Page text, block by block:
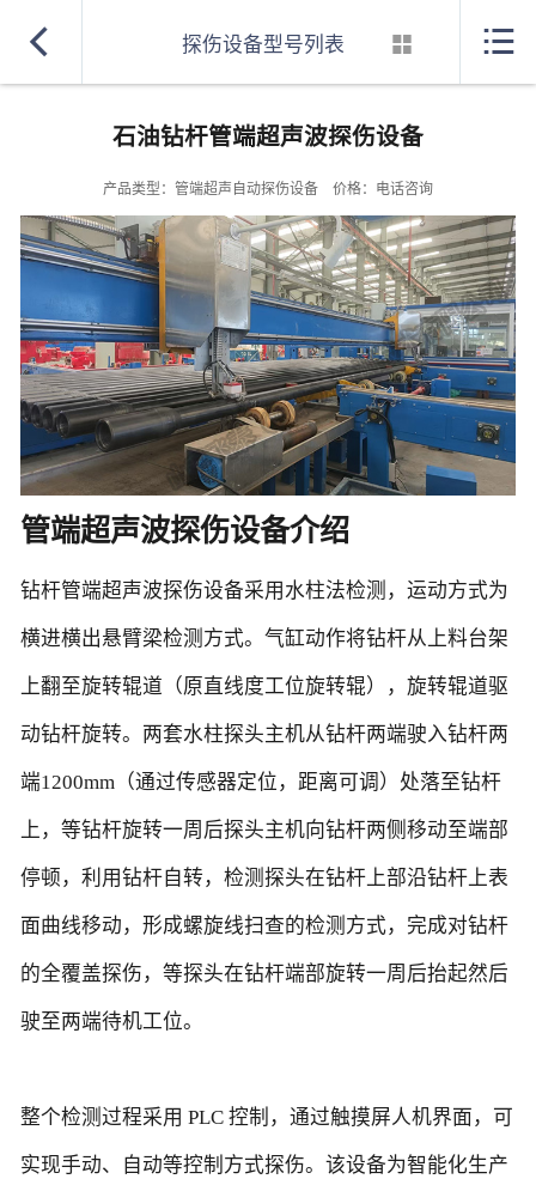
超声波探伤设备型号
探伤设备生产厂家
探伤设备案例
综合实力
合作单位
探伤知识
招聘信息
联系方式
 探伤设备型号列表  
石油钻杆管端超声波探伤设备
产品类型：管端超声自动探伤设备 价格：电话咨询
管端超声波探伤设备介绍
钻杆管端超声波探伤设备采用水柱法检测，运动方式为
横进横出悬臂梁检测方式。气缸动作将钻杆从上料台架
上翻至旋转辊道（原直线度工位旋转辊），旋转辊道驱
动钻杆旋转。两套水柱探头主机从钻杆两端驶入钻杆两
端1200mm（通过传感器定位，距离可调）处落至钻杆
上，等钻杆旋转一周后探头主机向钻杆两侧移动至端部
停顿，利用钻杆自转，检测探头在钻杆上部沿钻杆上表
面曲线移动，形成螺旋线扫查的检测方式，完成对钻杆
的全覆盖探伤，等探头在钻杆端部旋转一周后抬起然后
驶至两端待机工位。
整个检测过程采用 PLC 控制，通过触摸屏人机界面，可
实现手动、自动等控制方式探伤。该设备为智能化生产